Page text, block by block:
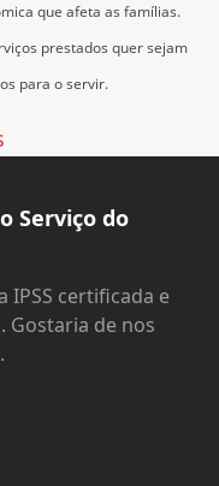
que afeta as famílias.
prestados quer sejam
para o servir.
Serviço do
IPSS certificada e
Gostaria de nos